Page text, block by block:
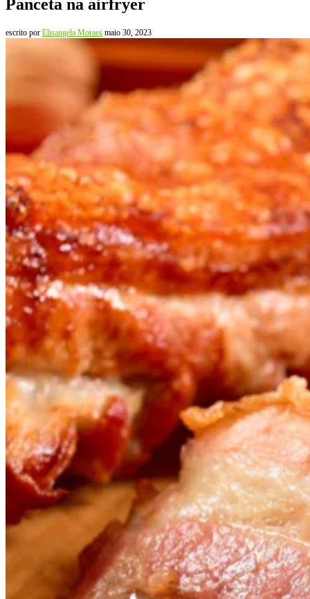
Panceta na airfryer
escrito por Elisangela Moraes maio 30, 2023